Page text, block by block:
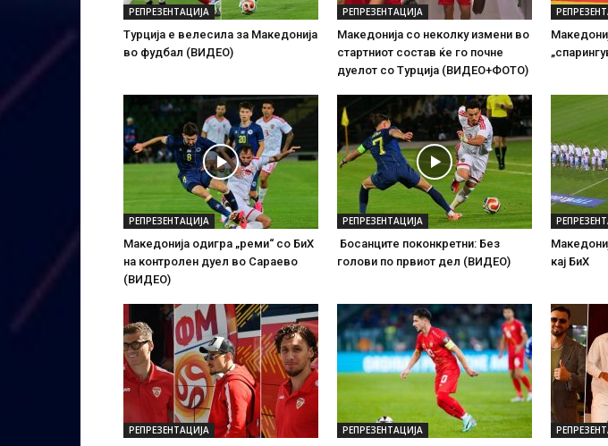
РЕПРЕЗЕНТАЦИЈА
Турција е велесила за Македонија
во фудбал (ВИДЕО)
РЕПРЕЗЕНТАЦИЈА
Македонија со неколку измени во
стартниот состав ќе го почне
дуелот со Турција (ВИДЕО+ФОТО)
РЕПРЕЗЕНТАЦИЈА
Македонија одигра „реми“ со БиХ
на контролен дуел во Сараево
(ВИДЕО)
РЕПРЕЗЕНТАЦИЈА
Босанците поконкретни: Без
голови по првиот дел (ВИДЕО)
кај БиХ
РЕПРЕЗЕНТАЦИЈА РЕПРЕЗЕНТАЦИЈА